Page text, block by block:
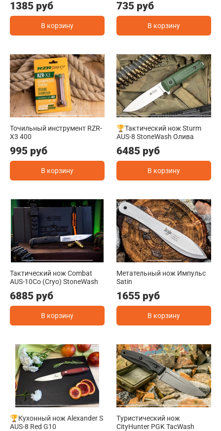
1385 руб
В корзину
735 руб
В корзину
Точильный инструмент RZR-
X3 400
995 руб
В корзину
🏆Тактический нож Sturm
AUS-8 StoneWash Олива
6485 руб
В корзину
Тактический нож Combat
AUS-10Co (Cryo) StoneWash
6885 руб
В корзину
Метательный нож Импульс
Satin
1655 руб
В корзину
🏆Кухонный нож Alexander S
AUS-8 Red G10
Туристический нож
CityHunter PGK TacWash